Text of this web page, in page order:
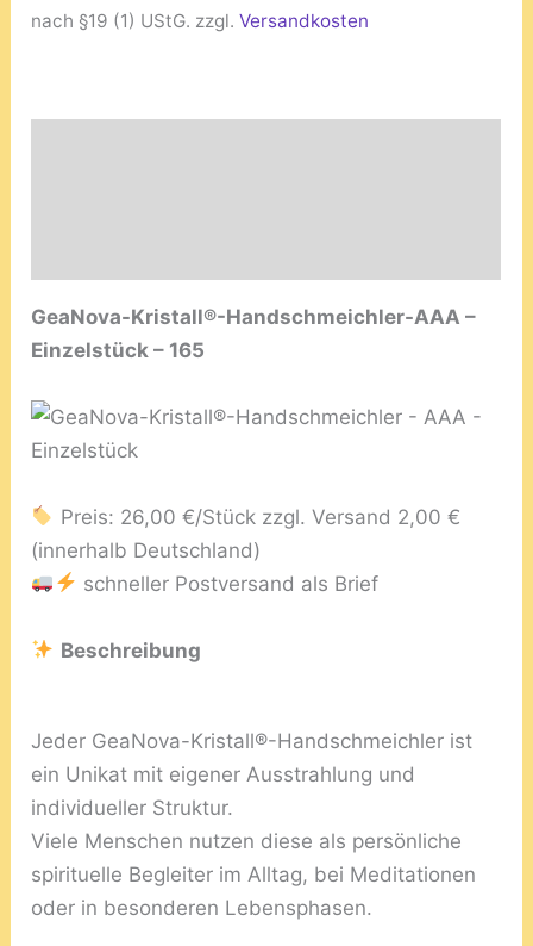
nach §19 (1) UStG. zzgl.Versandkosten
GeaNova-Kristall®-Handschmeichler-AAA –
Einzelstück – 165
Preis: 26,00 €/Stück zzgl. Versand 2,00 €
(innerhalb Deutschland)
schneller Postversand als Brief
Beschreibung
Jeder GeaNova-Kristall®-Handschmeichler ist
ein Unikat mit eigener Ausstrahlung und
individueller Struktur.
Viele Menschen nutzen diese als persönliche
spirituelle Begleiter im Alltag, bei Meditationen
oder in besonderen Lebensphasen.